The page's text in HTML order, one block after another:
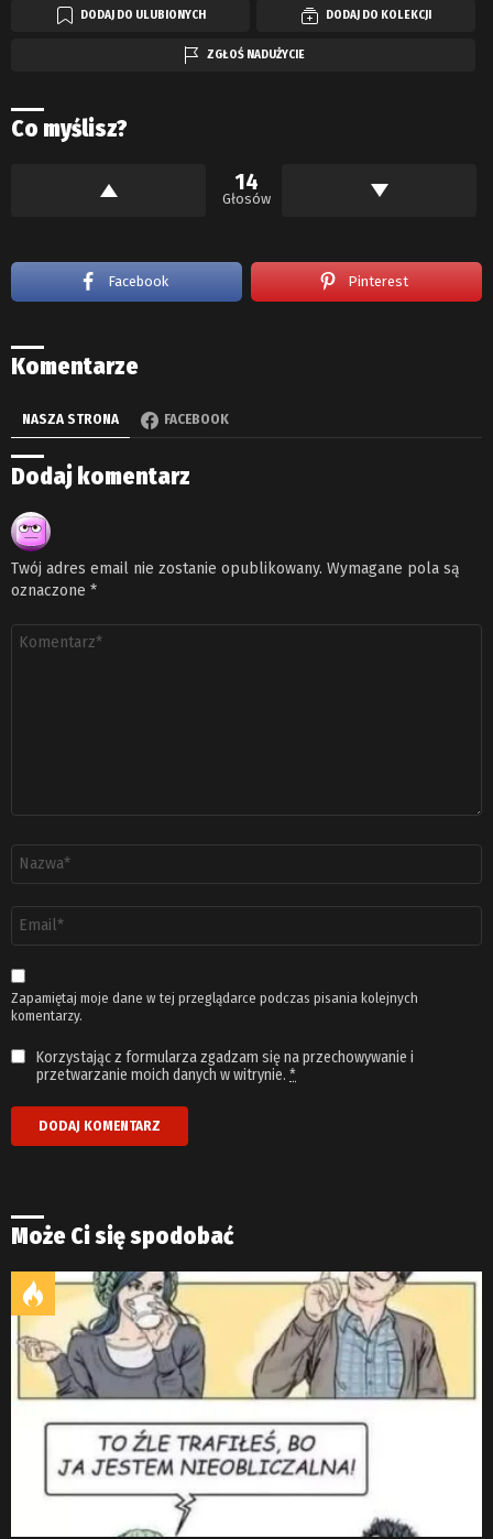
DODAJ DO ULUBIONYCH DODAJ DO KOLEKCJI
ZGŁOŚ NADUŻYCIE
Co myślisz?
14
Głosów
Facebook Pinterest
Komentarze
NASZA STRONA FACEBOOK
Dodaj komentarz
Twój adres email nie zostanie opublikowany. Wymagane pola są
oznaczone *
email
*
Zapamiętaj moje dane w tej przeglądarce podczas pisania kolejnych
komentarzy.
Korzystając z formularza zgadzam się na przechowywanie i
przetwarzanie moich danych w witrynie. *
Może Ci się spodobać